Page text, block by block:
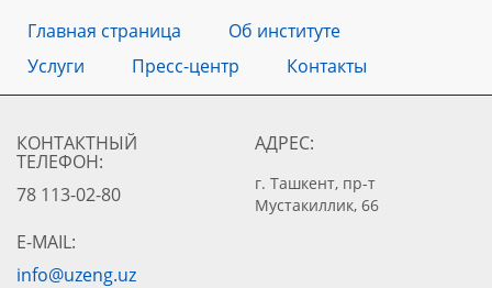
Главная страница
Об институте
Услуги
Пресс-центр Контакты
КОНТАКТНЫЙ
ТЕЛЕФОН:
78 113-02-80
АДРЕС:
г. Ташкент, пр-т
Мустакиллик, 66
E-MAIL:
info@uzeng.uz